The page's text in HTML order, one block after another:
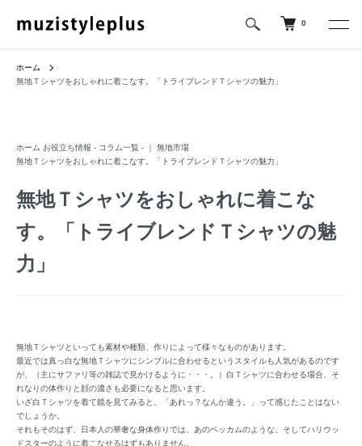
0
ホーム
無地Ｔシャツをおしゃれに着こなす。「トライブレンドＴシャツの魅力」
ホーム お役立ち情報 - コラム一覧 - ｜ 無地市場
無地Ｔシャツをおしゃれに着こなす。「トライブレンドＴシャツの魅力」
無地Ｔシャツをおしゃれに着こな
す。「トライブレンドＴシャツの魅
力」
無地Ｔシャツといっても素材や種類、作りによって様々なものがあります。
最近では真っ白な無地Ｔシャツにシンプルに合わせるというスタイルも人気があるのです
が、（主にサファリ等の雑誌で見かけるように・・・。）白Ｔシャツに合わせる場合、そ
れなりの体作りと顔の濃さも必要になると思います。
いざ白Ｔシャツを着て鏡を見てみると、「あれっ？なんか違う。」って感じたことはない
でしょうか。
それもそのはず、日本人の華奢な身体作りでは、あのベッカムのような、そしてハリウッ
ドスターのように着こなせるはずもありません。